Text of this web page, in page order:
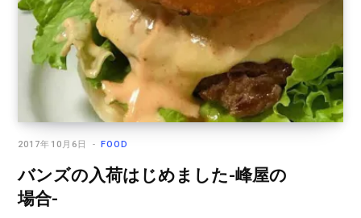
FOOD
2017年10月6日
バンズの入荷はじめました-峰屋の
場合-